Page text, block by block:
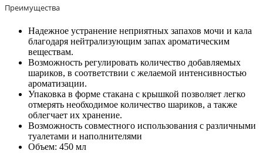
Преимущества
Надежное устранение неприятных запахов мочи и кала
благодаря нейтрализующим запах ароматическим
веществам.
Возможность регулировать количество добавляемых
шариков, в соответствии с желаемой интенсивностью
ароматизации.
Упаковка в форме стакана с крышкой позволяет легко
отмерять необходимое количество шариков, а также
облегчает их хранение.
Возможность совместного использования с различными
туалетами и наполнителями
Объем: 450 мл